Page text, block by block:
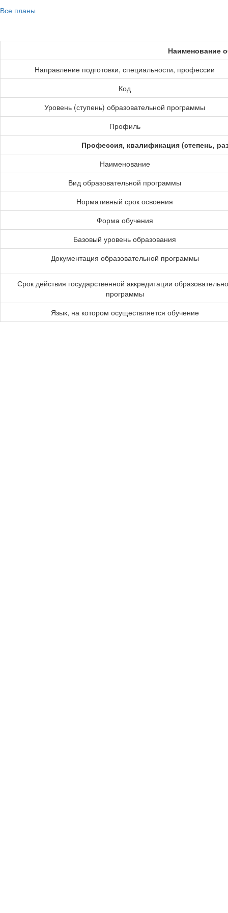
Все планы
Наименование
Направление подготовки, специальности, профессии
Код
Уровень (ступень) образовательной программы
Профиль
Профессия, квалификация (степень,
Наименование
Вид образовательной программы
Нормативный срок освоения
Форма обучения
Базовый уровень образования
Документация образовательной программы
Срок действия государственной аккредитации
программы
Язык, на котором осуществляется обучение